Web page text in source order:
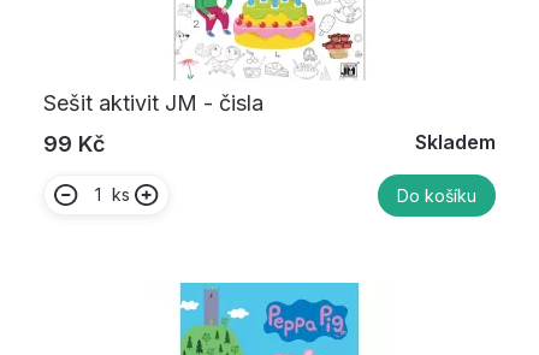
Sešit aktivit JM - čisla
99 Kč
Skladem
ks Do košíku